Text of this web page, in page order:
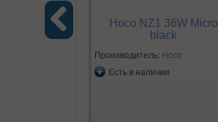
Hoco NZ1 36W Micro
black
Производитель: Hoco
Есть в наличии